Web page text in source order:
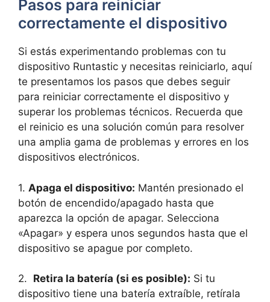
Pasos ⁤para reiniciar
correctamente el⁣ dispositivo
Si estás experimentando problemas con tu
dispositivo Runtastic y ​necesitas‍ reiniciarlo, aquí
te presentamos los pasos que debes seguir
para reiniciar correctamente el dispositivo⁤ y
superar ⁤los problemas técnicos. Recuerda que
el reinicio es una solución común para resolver
una amplia gama de problemas y errores⁣ en los
dispositivos electrónicos.
1. Apaga el dispositivo: Mantén presionado⁤ el
botón de encendido/apagado hasta ⁢que
‌aparezca la opción de apagar.​ Selecciona
«Apagar» y espera unos segundos‌ hasta⁣ que el
‍dispositivo se​ apague ‍por completo.
2. ‌ Retira ⁣la‌ batería (si es posible): Si tu
dispositivo tiene una batería extraíble, retírala